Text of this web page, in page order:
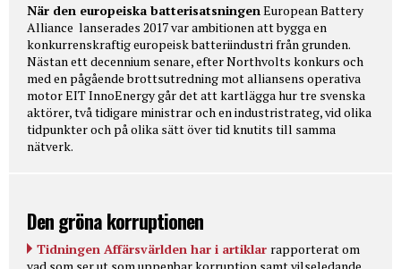
När den europeiska batterisatsningenEuropean Battery
Alliance lanserades 2017 var ambitionen att bygga en
konkurrenskraftig europeisk batteriindustri från grunden.
Nästan ett decennium senare, efter Northvolts konkurs och
med en pågående brottsutredning mot alliansens operativa
motor EIT InnoEnergy går det att kartlägga hur tre svenska
aktörer, två tidigare ministrar och en industristrateg, vid olika
tidpunkter och på olika sätt över tid knutits till samma
nätverk.
Den gröna korruptionen
Tidningen Affärsvärlden har i artiklar rapporterat om